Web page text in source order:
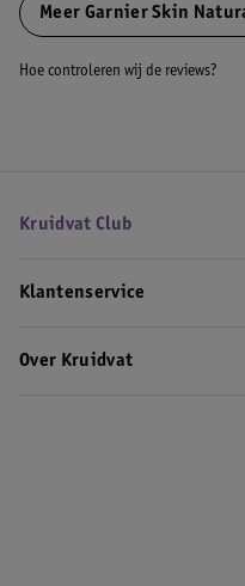
Meer Garnier Skin
Hoe controleren wij de reviews?
Kruidvat Club
Klantenservice
Over Kruidvat